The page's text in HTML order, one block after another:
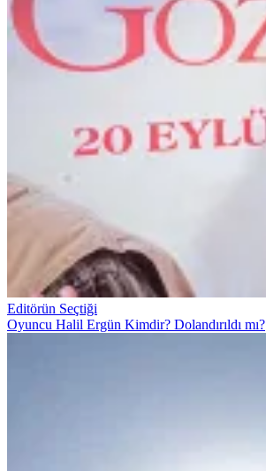
Editörün Seçtiği
Oyuncu Halil Ergün Kimdir? Dolandırıldı mı?